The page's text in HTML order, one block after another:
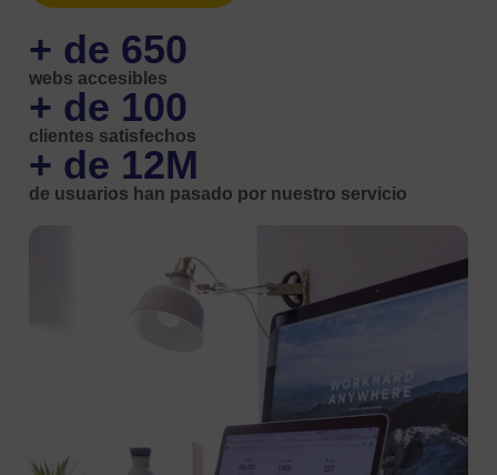
webs accesibles
+ de 650
clientes satisfechos
+ de 100
de usuarios han pasado por nuestro servicio
+ de 12M